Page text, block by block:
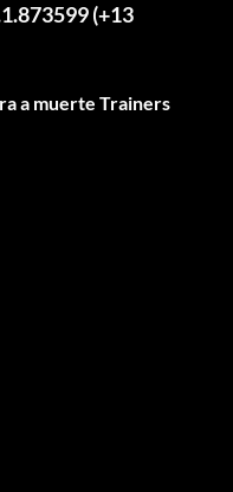
(+13
a muerte Trainers